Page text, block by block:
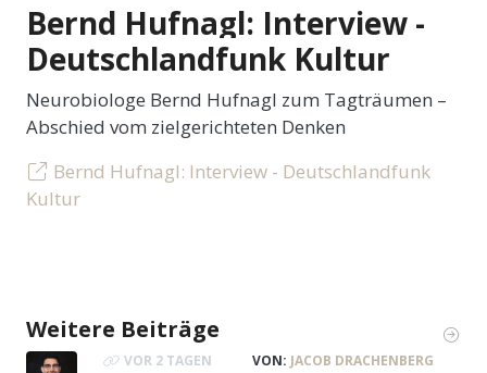
Bernd Hufnagl: Interview -
Deutschlandfunk Kultur
Neurobiologe Bernd Hufnagl zum Tagträumen –
Abschied vom zielgerichteten Denken
Bernd Hufnagl: Interview - Deutschlandfunk
Kultur
Weitere Beiträge
VOR 2 TAGEN VON: JACOB DRACHENBERG